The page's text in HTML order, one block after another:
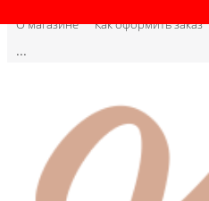
О магазине Как оформить заказ
...